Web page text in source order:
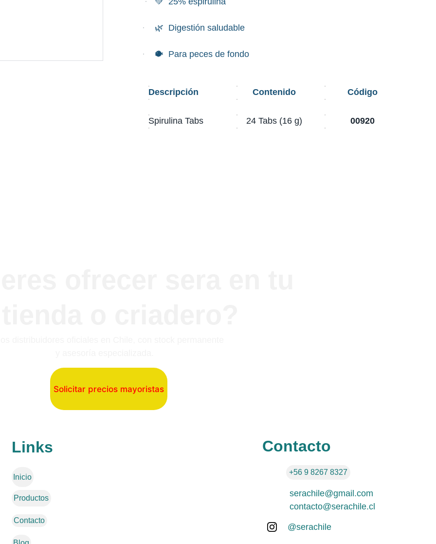
· 🌿 Digestión saludable
· 🐡 Para peces de fondo
Descripción Contenido Código
Spirulina Tabs 24 Tabs (16 g) 00920
Solicitar precios mayoristas
Contacto
serachile@gmail.com
contacto@serachile.cl
Inicio
Links
Productos
Contacto
@serachile
+56 9 8267 8327